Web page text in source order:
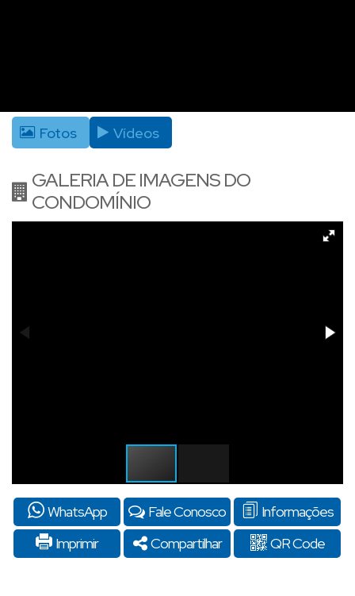
Fotos Vídeos
GALERIA DE IMAGENS DO
CONDOMÍNIO
WhatsApp Fale Conosco
Informações
Imprimir
Compartilhar QR Code